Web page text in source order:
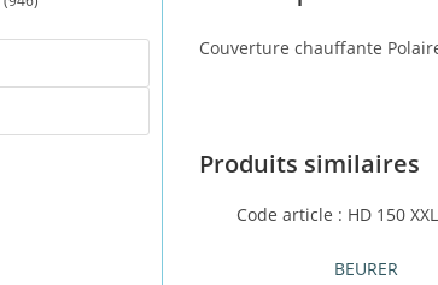
Couverture chauffante
Produits similaires
Code article : HD 150
BEURER